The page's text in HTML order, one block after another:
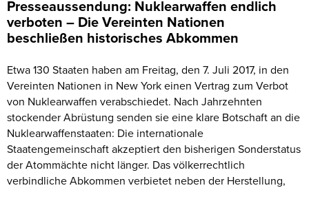
Presseaussendung: Nuklearwaffen endlich
verboten – Die Vereinten Nationen
beschließen historisches Abkommen
Etwa 130 Staaten haben am Freitag, den 7. Juli 2017, in den
Vereinten Nationen in New York einen Vertrag zum Verbot
von Nuklearwaffen verabschiedet. Nach Jahrzehnten
stockender Abrüstung senden sie eine klare Botschaft an die
Nuklearwaffenstaaten: Die internationale
Staatengemeinschaft akzeptiert den bisherigen Sonderstatus
der Atommächte nicht länger. Das völkerrechtlich
verbindliche Abkommen verbietet neben der Herstellung,